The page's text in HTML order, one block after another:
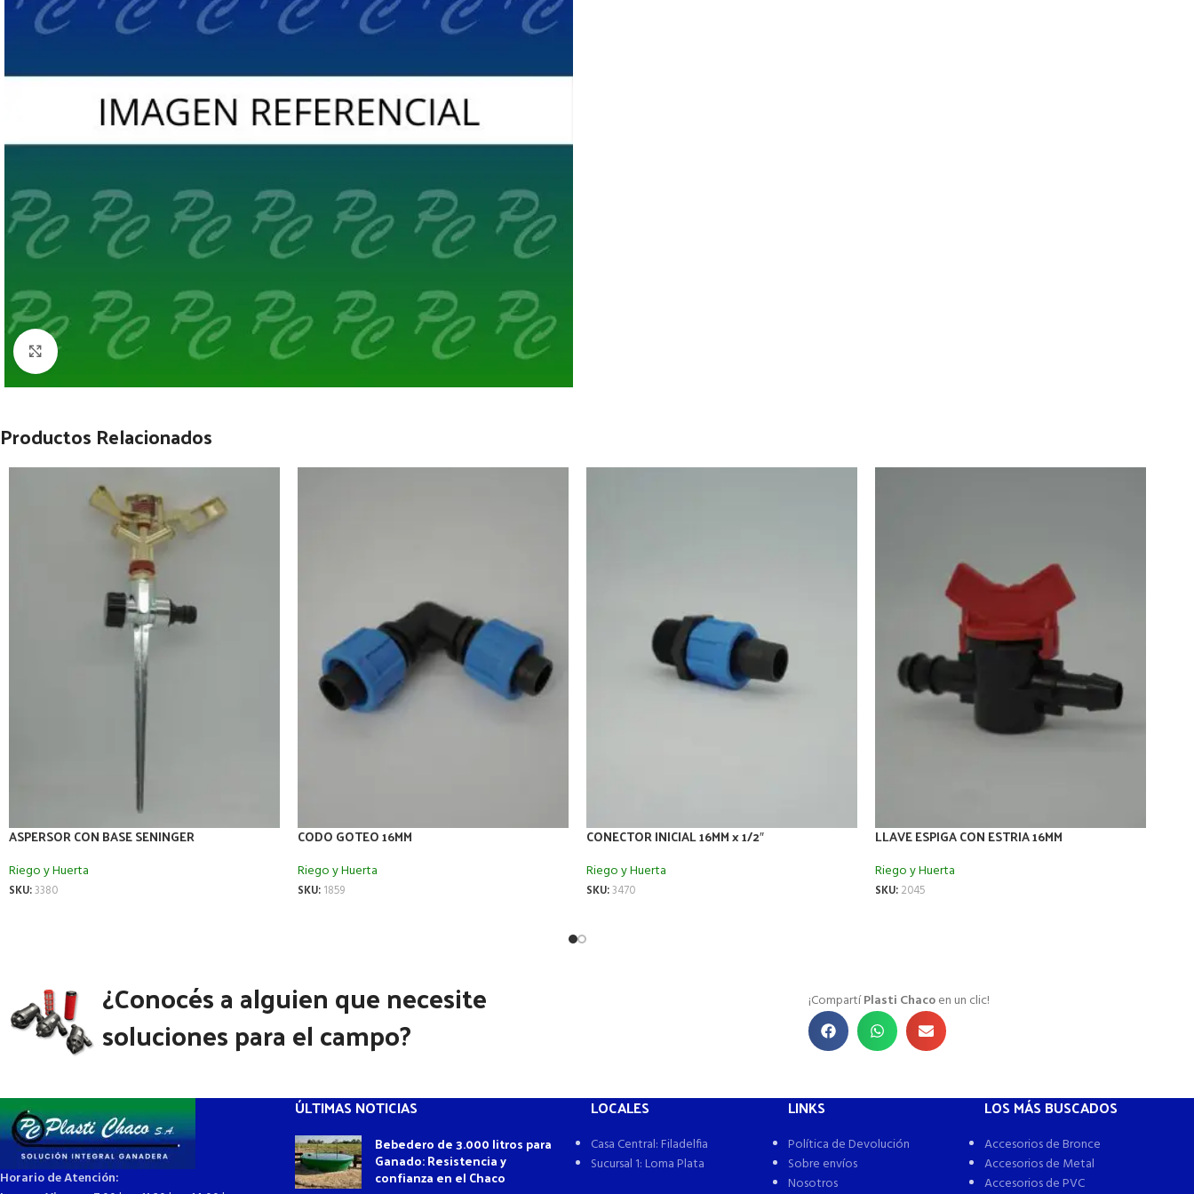
Click to enlarge
Productos Relacionados
ASPERSOR CON BASE SENINGER
Riego y Huerta
SKU:3380
CODO GOTEO 16MM
Riego y Huerta
SKU: 1859
CONECTOR INICIAL 16MM x 1/2″
Riego y Huerta
SKU:3470
LLAVE ESPIGA CON ESTRIA 16MM
Riego y Huerta
SKU: 2045
¿Conocés a alguien que necesite
soluciones para el campo?
¡CompartíPlasti Chacoen un clic!
Horario de Atención:
ÚLTIMAS NOTICIAS
Bebedero de 3.000 litros para
Ganado: Resistencia y
confianza en el Chaco
LOCALES
Casa Central: Filadelfia
Sucursal 1: Loma Plata
LINKS
Política de Devolución
Sobre envíos
Nosotros
LOS MÁS BUSCADOS
Accesorios de Bronce
Accesorios de Metal
Accesorios de PVC